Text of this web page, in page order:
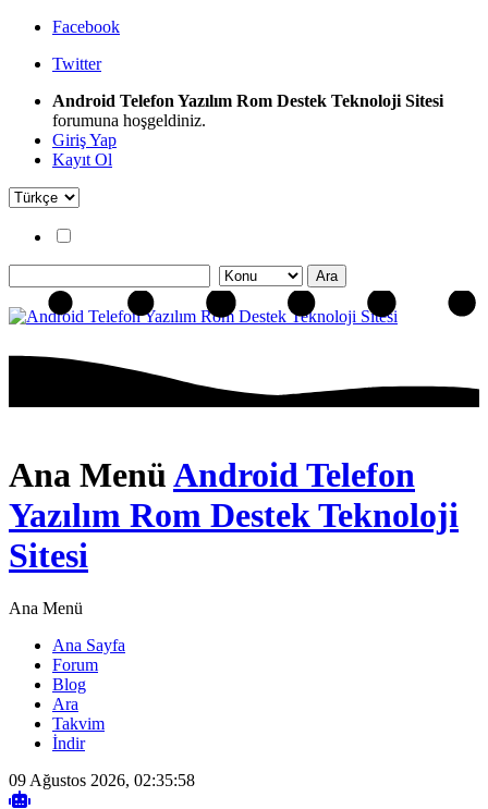
Facebook
Twitter
Android Telefon Yazılım Rom Destek Teknoloji Sitesi
forumuna hoşgeldiniz.
Giriş Yap
Kayıt Ol
Ana MenüAndroid Telefon
Yazılım Rom Destek Teknoloji
Sitesi
Ana Menü
Ana Sayfa
Forum
Blog
Ara
Takvim
İndir
09 Ağustos 2026, 02:35:58